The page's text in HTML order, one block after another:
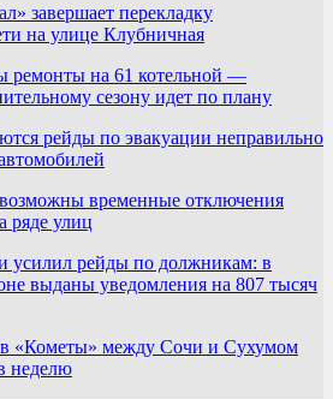
завершает перекладку
на улице Клубничная
ремонты на 61 котельной —
сезону идет по плану
рейды по эвакуации неправильно
временные отключения
ряде улиц
усилил рейды по должникам: в
выданы уведомления на 807 тысяч
«Кометы» между Сочи и Сухумом
неделю